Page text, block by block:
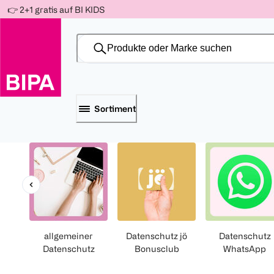
-10%
Für
150 Ös
-15%
Für
300 Ös
-20%
Für
500 Ös
Weiter
zum
👉 2+1 gratis auf BI KIDS
Sortiment
allgemeiner
Datenschutz
Datenschutz jö
Bonusclub
Datenschutz
WhatsApp